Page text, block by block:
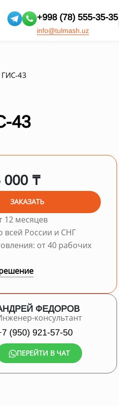
+998 (78) 555-35-35
info@tulmash.uz
43
43
000 ₸
ЗАКАЗАТЬ
12 месяцев
всей России и СНГ
от 40 рабочих
ФЕДОРОВ
консультант
(950) 921-57-50
ПЕРЕЙТИ В ЧАТ